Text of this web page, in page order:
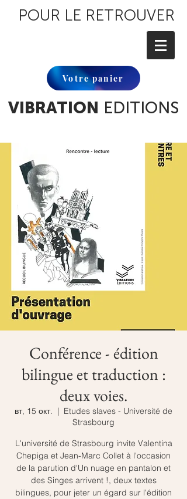
POUR LE RETROUVER
Votre panier
VIBRATION EDITIONS
Conférence - édition
bilingue et traduction :
deux voies.
вт, 15 окт.
  |
Etudes slaves - Université de
Strasbourg
L'université de Strasbourg invite Valentina
Chepiga et Jean-Marc Collet à l'occasion
de la parution d'Un nuage en pantalon et
des Singes arrivent !, deux textes
bilingues, pour jeter un égard sur l'édition